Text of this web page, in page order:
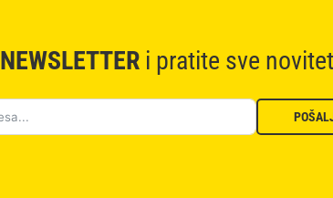
NEWSLETTERi pratite sve